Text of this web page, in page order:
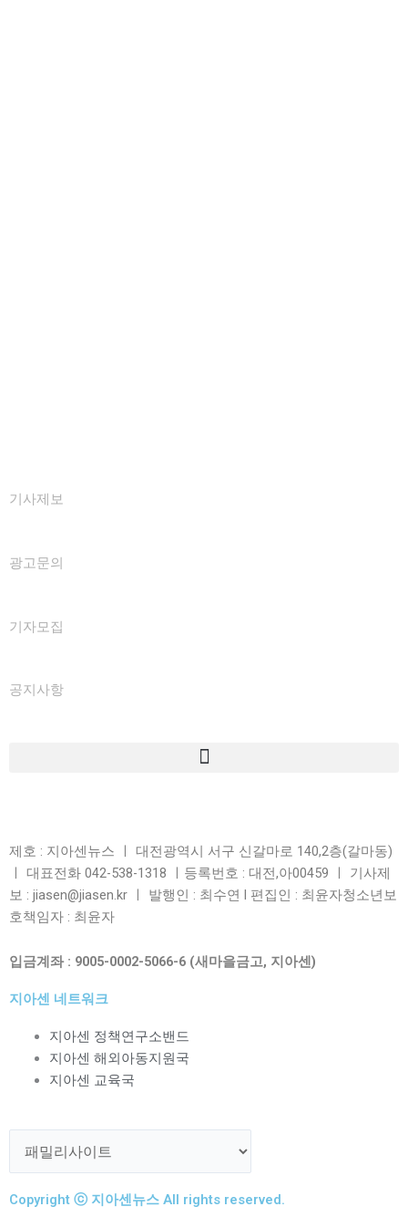
기사제보
광고문의
기자모집
공지사항
Menu
제호 : 지아센뉴스 ㅣ 대전광역시 서구 신갈마로 140,2층(갈마동)
ㅣ 대표전화 042-538-1318 ㅣ등록번호 : 대전,아00459 ㅣ 기사제
보 : jiasen@jiasen.kr ㅣ 발행인 : 최수연 l 편집인 : 최윤자청소년보
호책임자 : 최윤자
입금계좌 : 9005-0002-5066-6 (새마을금고, 지아센)
지아센 네트워크
지아센 정책연구소밴드
지아센 해외아동지원국
지아센 교육국
Copyright ⓒ 지아센뉴스 All rights reserved.